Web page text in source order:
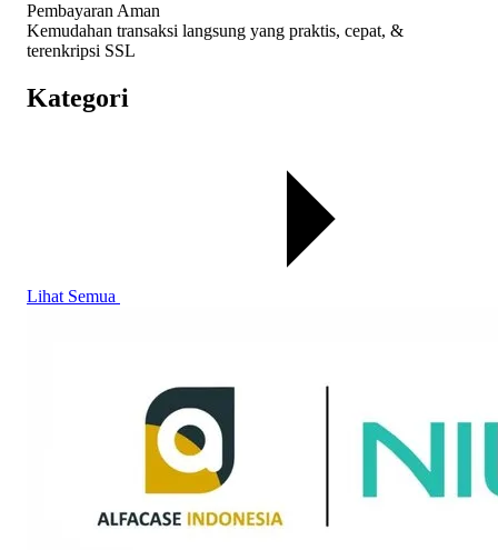
Pembayaran Aman
Kemudahan transaksi langsung yang praktis, cepat, &
terenkripsi SSL
Kategori
Lihat Semua